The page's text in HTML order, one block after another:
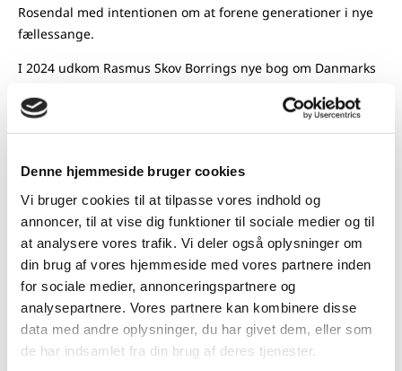
Denne hjemmeside bruger cookies
Vi bruger cookies til at tilpasse vores indhold og
annoncer, til at vise dig funktioner til sociale medier og til
at analysere vores trafik. Vi deler også oplysninger om
din brug af vores hjemmeside med vores partnere inden
for sociale medier, annonceringspartnere og
analysepartnere. Vores partnere kan kombinere disse
data med andre oplysninger, du har givet dem, eller som
de har indsamlet fra din brug af deres tjenester.
Rosendal med intentionen om at forene generationer i nye
fællessange.
I 2024 udkom Rasmus Skov Borrings nye bog om Danmarks
deler med hinanden, når vi synger sammen. Han har
desuden en række albumudgivelser bag sig med
2019 N.F.S. Grundtvigs Pris for sit arbejde med at formidle
fællessangstraditionen både i Danmark og i udlandet.
Baren er åben før arrangementet og i pausen.
Se mere påwww.rasmusskovborring.dk
Entré:
125 kr. / 85 kr. for for studerende ellermedlemmer af
Grundtvigsk Forum
Syng julen ind holdes også den17/12 kl. 17.00-19.00